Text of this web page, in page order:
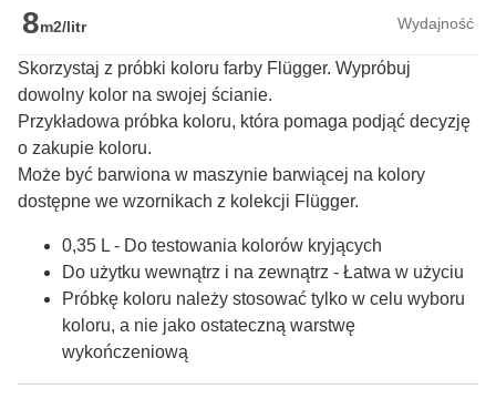
8m2/litr Wydajność
Skorzystaj z próbki koloru farby Flügger. Wypróbuj
dowolny kolor na swojej ścianie.
Przykładowa próbka koloru, która pomaga podjąć decyzję
o zakupie koloru.
Może być barwiona w maszynie barwiącej na kolory
dostępne we wzornikach z kolekcji Flügger.
0,35 L - Do testowania kolorów kryjących
Do użytku wewnątrz i na zewnątrz - Łatwa w użyciu
Próbkę koloru należy stosować tylko w celu wyboru
koloru, a nie jako ostateczną warstwę
wykończeniową